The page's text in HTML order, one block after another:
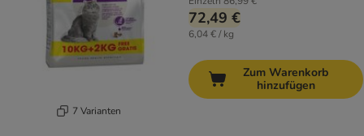
7 Varianten
72,49 €
6,04 € / kg
Zum Warenkorb
hinzufügen